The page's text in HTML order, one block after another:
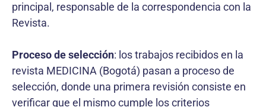
principal, responsable de la correspondencia con la
Revista.
Proceso de selección: los trabajos recibidos en la
revista MEDICINA (Bogotá) pasan a proceso de
selección, donde una primera revisión consiste en
verificar que el mismo cumple los criterios